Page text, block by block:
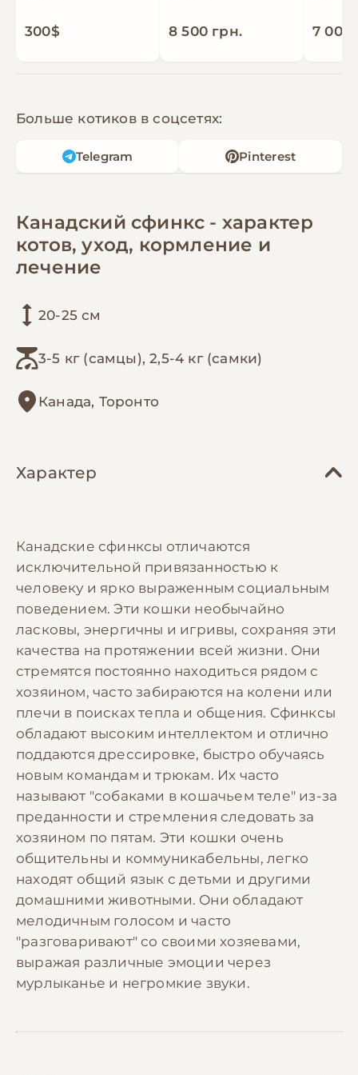
300$ 8 500 грн. 7 000
Больше котиков в соцсетях:
Telegram Pinterest
Канадский сфинкс - характер
котов, уход, кормление и
лечение
20-25 см
3-5 кг (самцы), 2,5-4 кг (самки)
Канада, Торонто
Характер
Канадские сфинксы отличаются
исключительной привязанностью к
человеку и ярко выраженным социальным
поведением. Эти кошки необычайно
ласковы, энергичны и игривы, сохраняя эти
качества на протяжении всей жизни. Они
стремятся постоянно находиться рядом с
хозяином, часто забираются на колени или
плечи в поисках тепла и общения. Сфинксы
обладают высоким интеллектом и отлично
поддаются дрессировке, быстро обучаясь
новым командам и трюкам. Их часто
называют "собаками в кошачьем теле" из-за
преданности и стремления следовать за
хозяином по пятам. Эти кошки очень
общительны и коммуникабельны, легко
находят общий язык с детьми и другими
домашними животными. Они обладают
мелодичным голосом и часто
"разговаривают" со своими хозяевами,
выражая различные эмоции через
мурлыканье и негромкие звуки.